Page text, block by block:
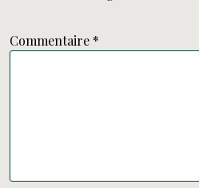
Commentaire *